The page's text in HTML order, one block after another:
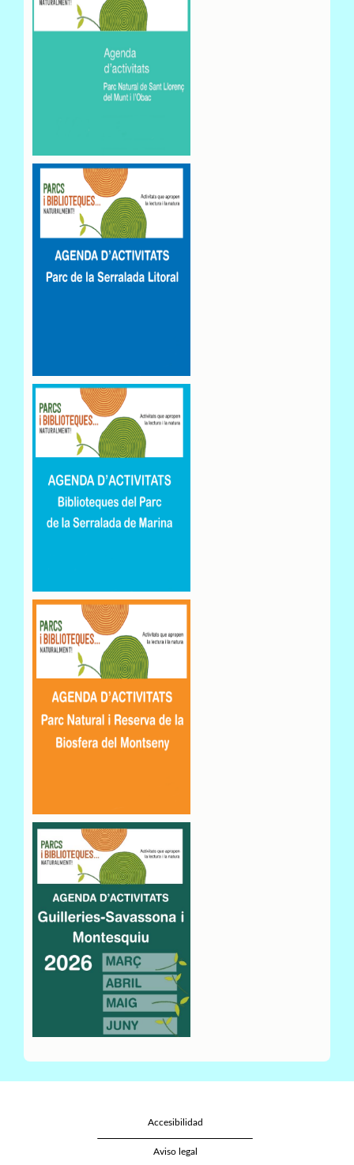
Accesibilidad
Aviso legal